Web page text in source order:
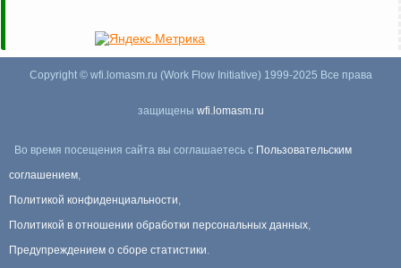
Copyright © wfi.lomasm.ru (Work Flow Initiative) 1999-2025 Все права
защищены wfi.lomasm.ru
Во время посещения сайта вы соглашаетесь с Пользовательским
соглашением,
Политикой конфиденциальности,
Политикой в отношении обработки персональных данных,
Предупреждением о сборе статистики.